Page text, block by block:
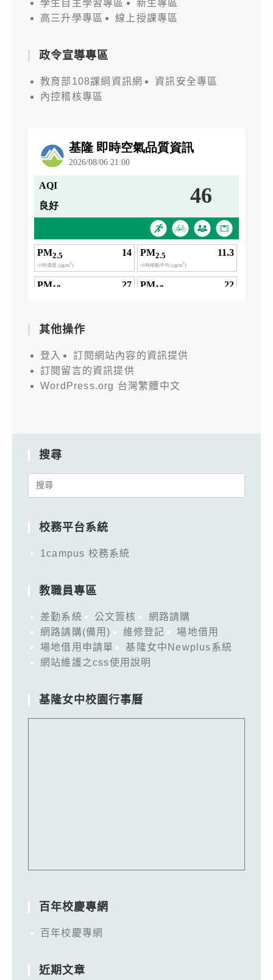
學生自主學習專區
新生專區
高三升學專區
線上授課專區
政令宣導專區
教育部108課綱資訊網
資訊安全專區
內控稽核專區
其他操作
登入
訂閱網站內容的資訊提供
訂閱留言的資訊提供
WordPress.org 台灣繁體中文
搜尋
Search
校務平台系統
1campus 校務系統
教職員專區
差勤系統 公文簽核
網路請購
網路請購(備用)
維修登記
場地借用
場地借用申請單
基隆女中Newplus系統
網站維護之css使用說明
基隆女中校園行事曆
百年校慶專網
百年校慶專網
近期文章